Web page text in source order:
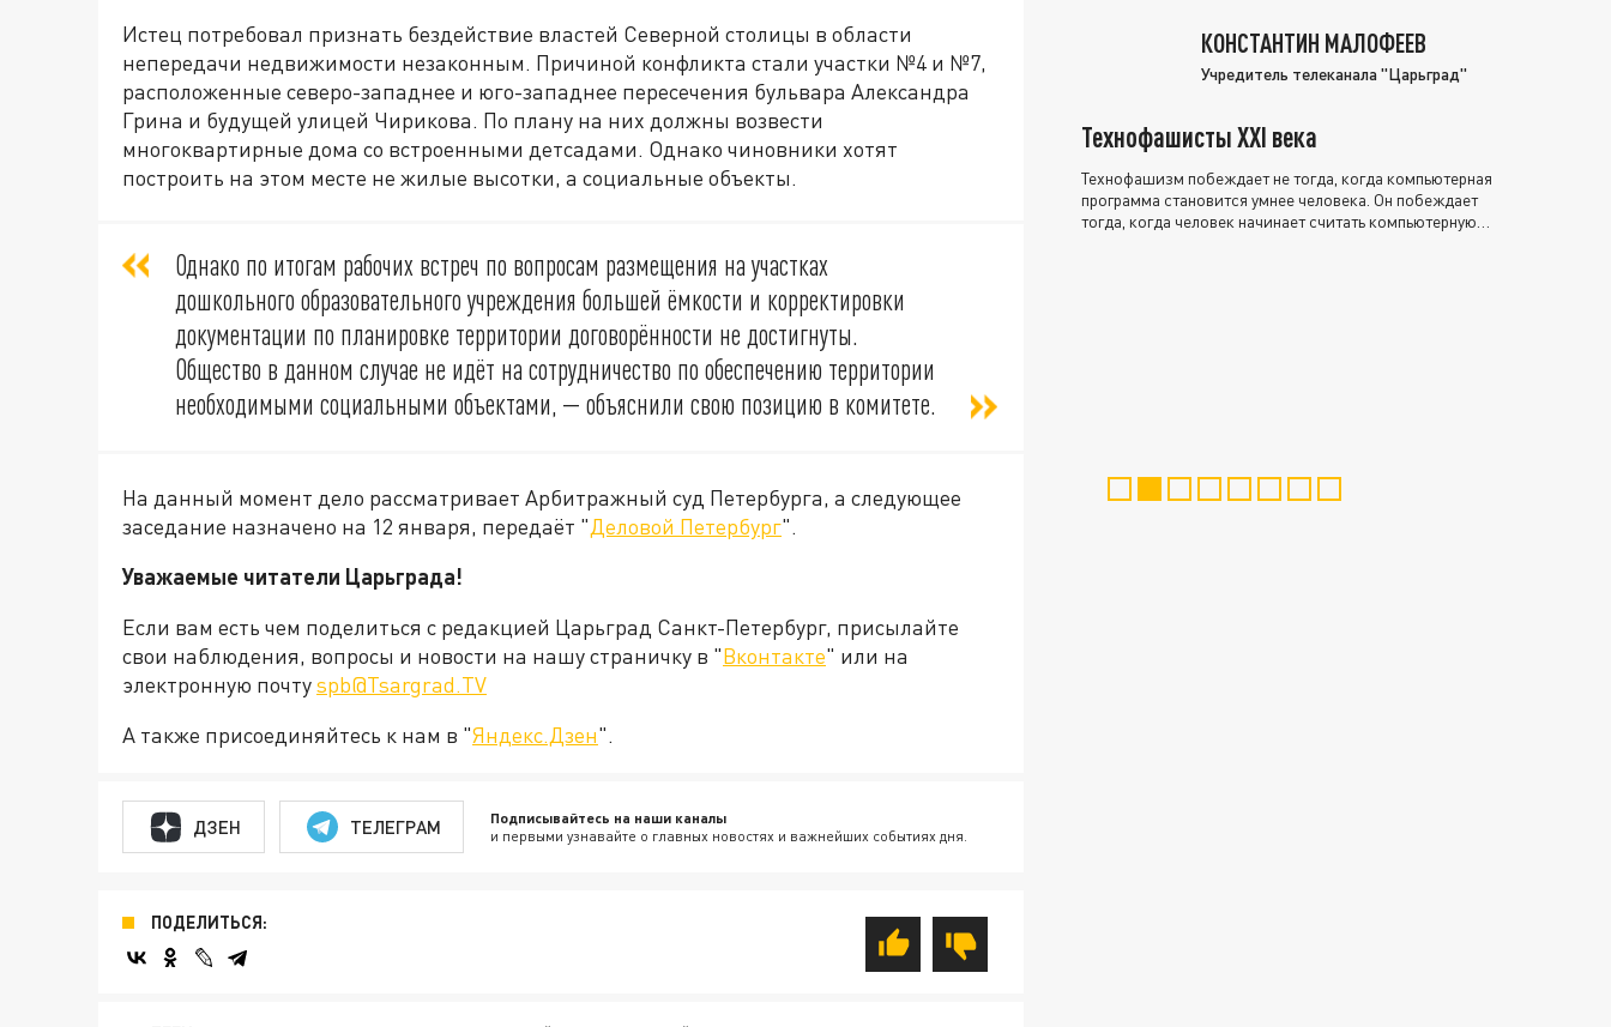
Истец потребовал признать бездействие властей Северной столицы в области
непередачи недвижимости незаконным. Причиной конфликта стали участки №4 и №7,
расположенные северо-западнее и юго-западнее пересечения бульвара Александра
Грина и будущей улицей Чирикова. По плану на них должны возвести
многоквартирные дома со встроенными детсадами. Однако чиновники хотят
построить на этом месте не жилые высотки, а социальные объекты.
Однако по итогам рабочих встреч по вопросам размещения на участках
дошкольного образовательного учреждения большей ёмкости и корректировки
документации по планировке территории договорённости не достигнуты.
Общество в данном случае не идёт на сотрудничество по обеспечению территории
необходимыми социальными объектами, — объяснили свою позицию в комитете.
На данный момент дело рассматривает Арбитражный суд Петербурга, а следующее
заседание назначено на 12 января, передаёт "Деловой Петербург".
Уважаемые читатели Царьграда!
Если вам есть чем поделиться с редакцией Царьград Санкт-Петербург, присылайте
свои наблюдения, вопросы и новости на нашу страничку в "Вконтакте" или на
электронную почтуspb@Tsargrad.TV
А также присоединяйтесь к нам в "Яндекс.Дзен".
ДЗЕН ТЕЛЕГРАМ Подписывайтесь на наши каналы
и первыми узнавайте о главных новостях и важнейших событиях дня.
ПОДЕЛИТЬСЯ:
КОНСТАНТИН МАЛОФЕЕВ
Учредитель телеканала "Царьград"
Технофашисты XXI века
Технофашизм побеждает не тогда, когда компьютерная
программа становится умнее человека. Он побеждает
тогда, когда человек начинает считать компьютерную